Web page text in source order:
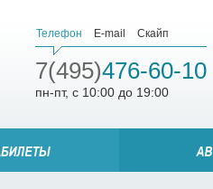
Телефон E-mail Скайп
7(495)476-60-10
пн-пт, с 10:00 до 19:00